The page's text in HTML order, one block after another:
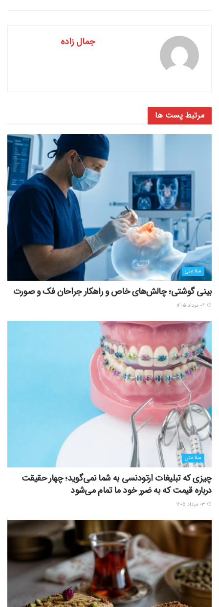
جمال زاده
مرتبط پست ها
سلامتی
بینی گوشتی؛ چالش‌های خاص و راهکار جراحان فک و صورت
سلامتی
چیزی که تبلیغات ارتودنسی به شما نمی‌گوید؛ چهار حقیقت
درباره قیمت که به ضرر خود ما تمام می‌شود